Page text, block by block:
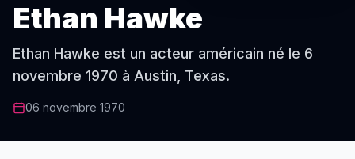
Ethan Hawke
Ethan Hawke est un acteur américain né le 6
novembre 1970 à Austin, Texas.
06 novembre 1970